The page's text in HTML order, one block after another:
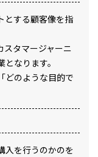
とする顧客像を指
タマージャーニ
なります。
どのような目的で
入を行うのかのを